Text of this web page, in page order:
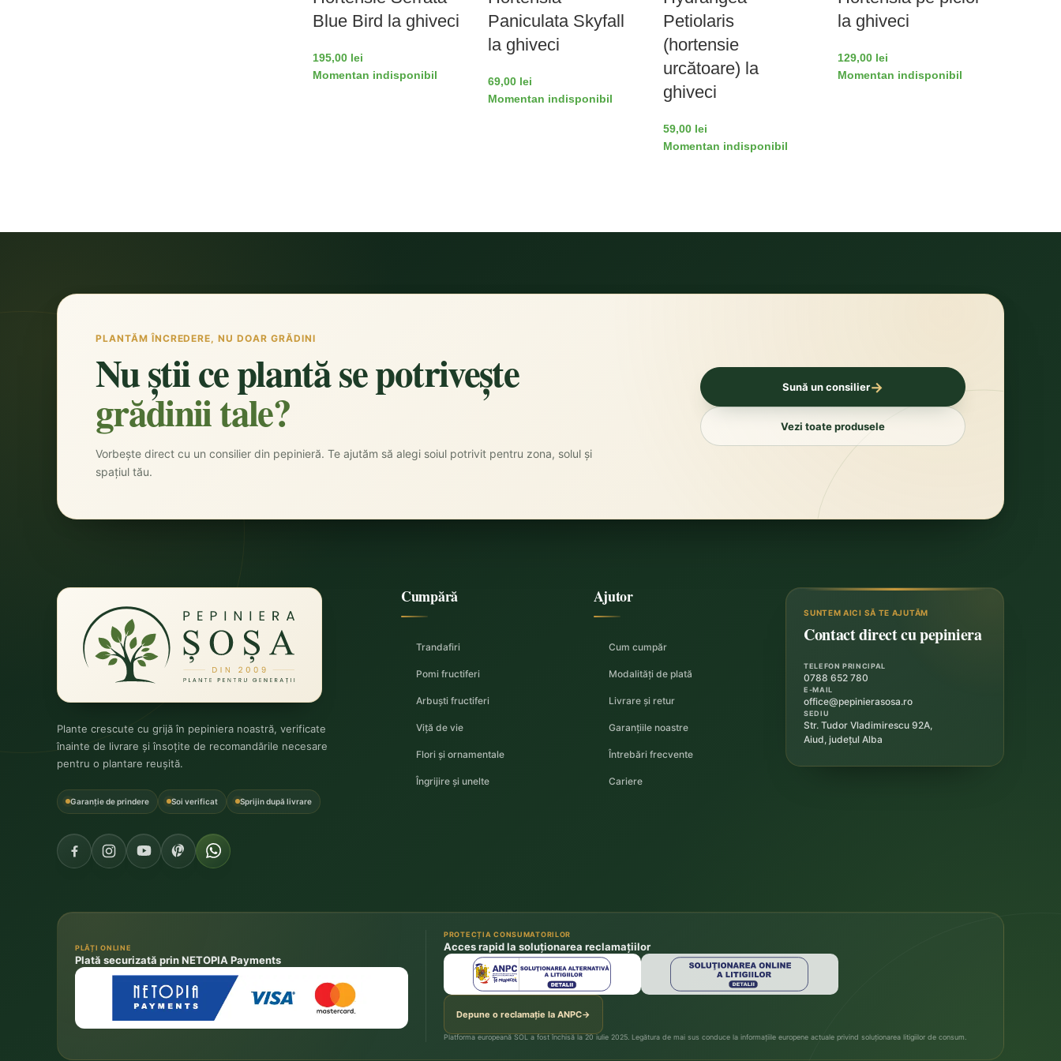
Blue Bird la ghiveci
195,00 lei
Momentan indisponibil
Paniculata Skyfall
la ghiveci
69,00 lei
Momentan indisponibil
Petiolaris
(hortensie
urcătoare) la
ghiveci
59,00 lei
Momentan indisponibil
la ghiveci
129,00 lei
Momentan indisponibil
PLANTĂM ÎNCREDERE, NU DOAR GRĂDINI
Nu știi ce plantă se potrivește
grădinii tale?
Vorbește direct cu un consilier din pepinieră. Te ajutăm să alegi soiul potrivit pentru zona, solul și
spațiul tău.
Sună un consilier→
Vezi toate produsele
Plante crescute cu grijă în pepiniera noastră, verificate
înainte de livrare și însoțite de recomandările necesare
pentru o plantare reușită.
Garanție de prindere Soi verificat Sprijin după livrare
Cumpără
Trandafiri
Pomi fructiferi
Arbuști fructiferi
Viță de vie
Flori și ornamentale
Îngrijire și unelte
Ajutor
Cum cumpăr
Modalități de plată
Livrare și retur
Garanțiile noastre
Întrebări frecvente
Cariere
SUNTEM AICI SĂ TE AJUTĂM
Contact direct cu pepiniera
TELEFON PRINCIPAL
0788 652 780
E-MAIL
office@pepinierasosa.ro
SEDIU
Str. Tudor Vladimirescu 92A,
Aiud, județul Alba
PLĂȚI ONLINE
Plată securizată prin NETOPIA Payments
PROTECȚIA CONSUMATORILOR
Acces rapid la soluționarea reclamațiilor
Depune o reclamație la ANPC→
Platforma europeană SOL a fost închisă la 20 iulie 2025. Legătura de mai sus conduce la informațiile europene actuale privind soluționarea litigiilor de consum.